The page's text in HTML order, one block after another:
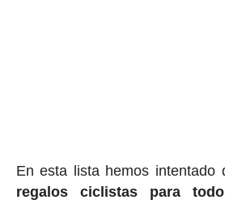
En esta lista hemos intentado
regalos ciclistas para